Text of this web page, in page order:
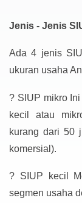
Jenis - Jenis
Ada 4 jenis
ukuran usaha
? SIUP mikro
kecil atau
kurang dari 50
komersial).
? SIUP kecil
segmen usaha